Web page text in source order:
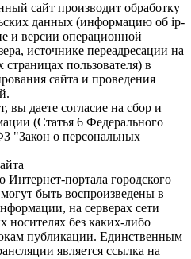
сайт производит обработку
данных (информацию об ip-
и версии операционной
источнике переадресации на
пользователя) в
сайта и проведения
вы даете согласие на сбор и
(Статья 6 Федерального
"Закон о персональных
портала городского
быть воспроизведены в
на серверах сети
без каких-либо
публикации. Единственным
является ссылка на